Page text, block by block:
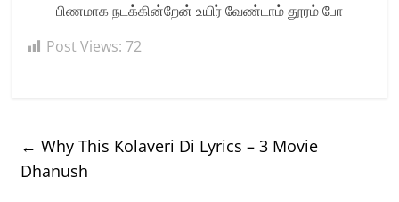
பிணமாக நடக்கின்றேன் உயிர் வேண்டாம் தூரம் போ
Post Views: 72
← Why This Kolaveri Di Lyrics – 3 Movie
Dhanush